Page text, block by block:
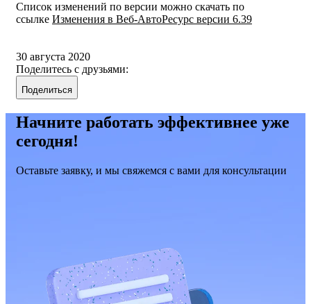
Список изменений по версии можно скачать по
ссылке Изменения в Веб-АвтоРесурс версии 6.39
30 августа 2020
Поделитесь с друзьями:
Поделиться
Начните работать эффективнее уже
сегодня!
Оставьте заявку, и мы свяжемся с вами для консультации